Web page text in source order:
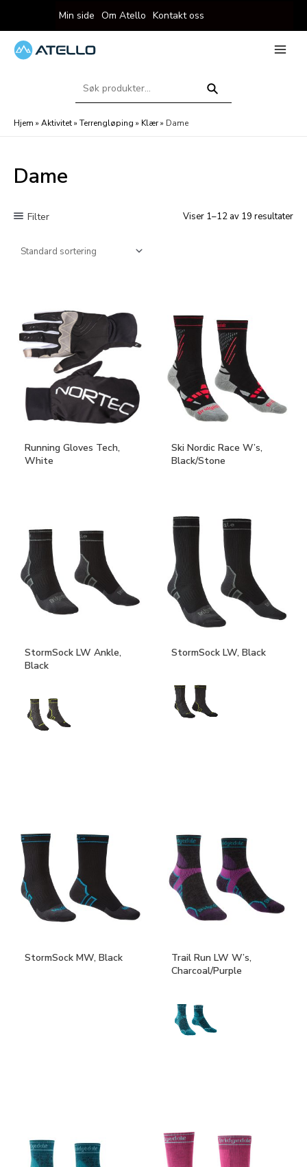
til
innholdet
Min side Om Atello Kontakt oss
Søk
Hjem » Aktivitet» Terrengløping » Klær» Dame
Dame
Filter Viser 1–12 av 19 resultater
Running Gloves Tech,
White
Ski Nordic Race W’s,
Black/Stone
StormSock LW Ankle,
Black
StormSock LW, Black
StormSock MW, Black
Trail Run LW W’s,
Charcoal/Purple